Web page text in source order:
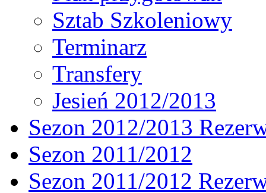
Sztab Szkoleniowy
Terminarz
Transfery
Jesień 2012/2013
Sezon 2012/2013
Sezon 2011/2012
Sezon 2011/2012